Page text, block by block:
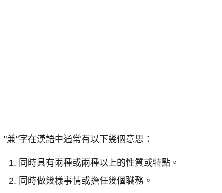
"兼"字在漢語中通常有以下幾個意思：
同時具有兩種或兩種以上的性質或特點。
同時做幾樣事情或擔任幾個職務。